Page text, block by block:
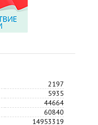
2197
5935
44664
60840
14953319